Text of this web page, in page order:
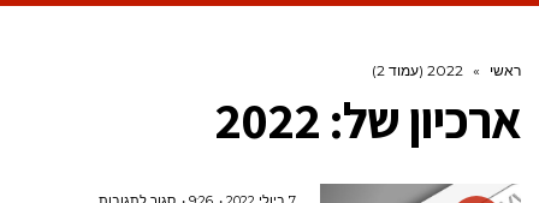
ראשי » 2022 (עמוד 2)
ארכיון של: 2022
על